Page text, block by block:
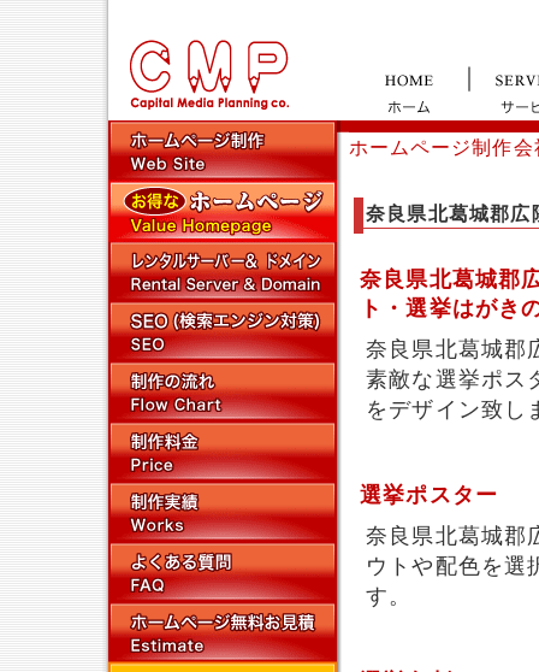
ホームページ制作
奈良県北葛城郡広
奈良県北葛城郡
ト・選挙はがき
奈良県北葛城郡
素敵な選挙ポス
をデザイン致し
選挙ポスター
奈良県北葛城郡
ウトや配色を選
す。